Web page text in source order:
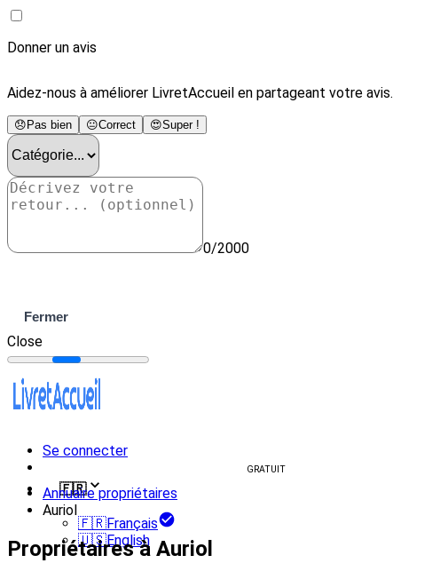
Donner un avis
Aidez-nous à améliorer LivretAccueil en partageant votre avis.
😞 Pas bien 😐Correct 😍Super !
0/2000
Fermer
Close
Se connecter
GRATUIT
🇫🇷
🇫🇷Français
🇺🇸English
Annuaire propriétaires
Auriol
Propriétaires à Auriol